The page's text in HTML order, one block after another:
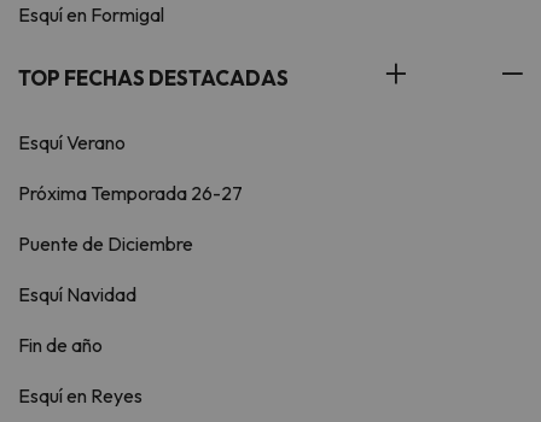
Esquí en Formigal
TOP FECHAS DESTACADAS
Esquí Verano
Próxima Temporada 26-27
Puente de Diciembre
Esquí Navidad
Fin de año
Esquí en Reyes